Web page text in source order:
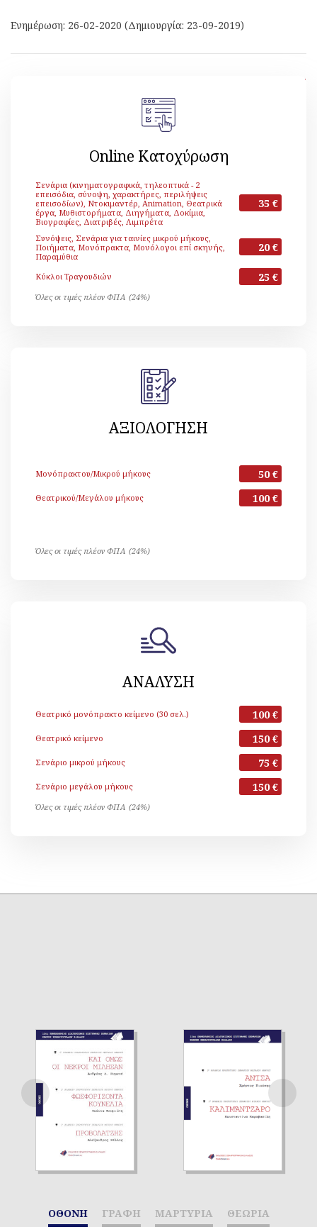
Ενημέρωση: 26-02-2020 (Δημιουργία: 23-09-2019)
[ Επιστροφή ]
Online Κατοχύρωση
Σενάρια (κινηματογραφικά, τηλεοπτικά - 2
επεισόδια, σύνοψη, χαρακτήρες, περιλήψεις
επεισοδίων), Ντοκιμαντέρ, Animation, Θεατρικά
έργα, Μυθιστορήματα, Διηγήματα, Δοκίμια,
Βιογραφίες, Διατριβές, Λιμπρέτα
35 €
Συνόψεις, Σενάρια για ταινίες μικρού μήκους,
Ποιήματα, Μονόπρακτα, Μονόλογοι επί σκηνής,
Παραμύθια
20 €
Κύκλοι Τραγουδιών 25 €
Όλες οι τιμές πλέον ΦΠΑ (24%)
ΑΞΙΟΛΟΓΗΣΗ
Μονόπρακτου/Μικρού μήκους 50 €
Θεατρικού/Μεγάλου μήκους 100 €
Όλες οι τιμές πλέον ΦΠΑ (24%)
ΑΝΑΛΥΣΗ
Θεατρικό μονόπρακτο κείμενο (30 σελ.) 100 €
Θεατρικό κείμενο 150 €
Σενάριο μικρού μήκους 75 €
Σενάριο μεγάλου μήκους 150 €
Όλες οι τιμές πλέον ΦΠΑ (24%)
ΟΘΟΝΗ ΓΡΑΦΗ ΜΑΡΤΥΡΙΑ ΘΕΩΡΙΑ